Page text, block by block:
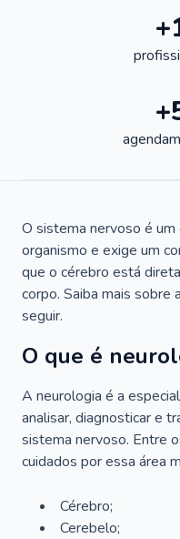
O sistema nervoso é
organismo e exige um
que o cérebro está
corpo. Saiba mais sobre
seguir.
O que é
A neurologia é a
analisar, diagnosticar e
sistema nervoso. Entre
cuidados por essa área
Cérebro;
Cerebelo;